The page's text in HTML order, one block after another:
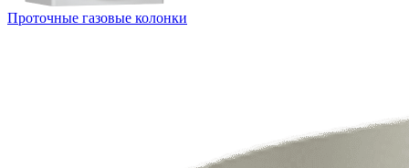
Проточные газовые колонки